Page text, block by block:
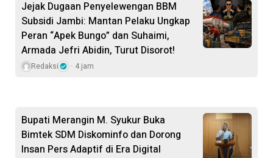
Jejak Dugaan Penyelewengan BBM
Subsidi Jambi: Mantan Pelaku Ungkap
Peran “Apek Bungo” dan Suhaimi,
Armada Jefri Abidin, Turut Disorot!
Redaksi 4 jam
Bupati Merangin M. Syukur Buka
Bimtek SDM Diskominfo dan Dorong
Insan Pers Adaptif di Era Digital